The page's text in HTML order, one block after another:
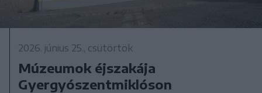
2026. június 25., csütörtök
Múzeumok éjszakája
Gyergyószentmiklóson